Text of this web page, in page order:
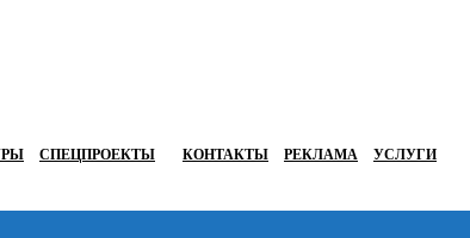
СПЕЦПРОЕКТЫ КОНТАКТЫ РЕКЛАМА УСЛУГИ